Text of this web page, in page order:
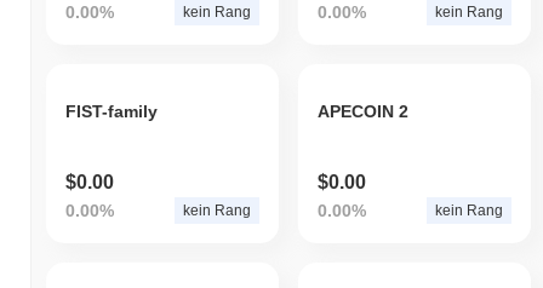
0.00% kein Rang 0.00% kein Rang
FIST-family
$0.00
0.00% kein Rang
APECOIN 2
$0.00
0.00% kein Rang